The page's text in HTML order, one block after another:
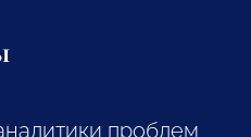
проблем